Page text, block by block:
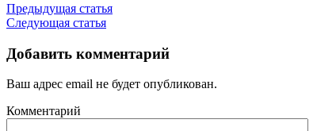
Предыдущая статья
Следующая статья
Добавить комментарий
Ваш адрес email не будет опубликован.
Комментарий